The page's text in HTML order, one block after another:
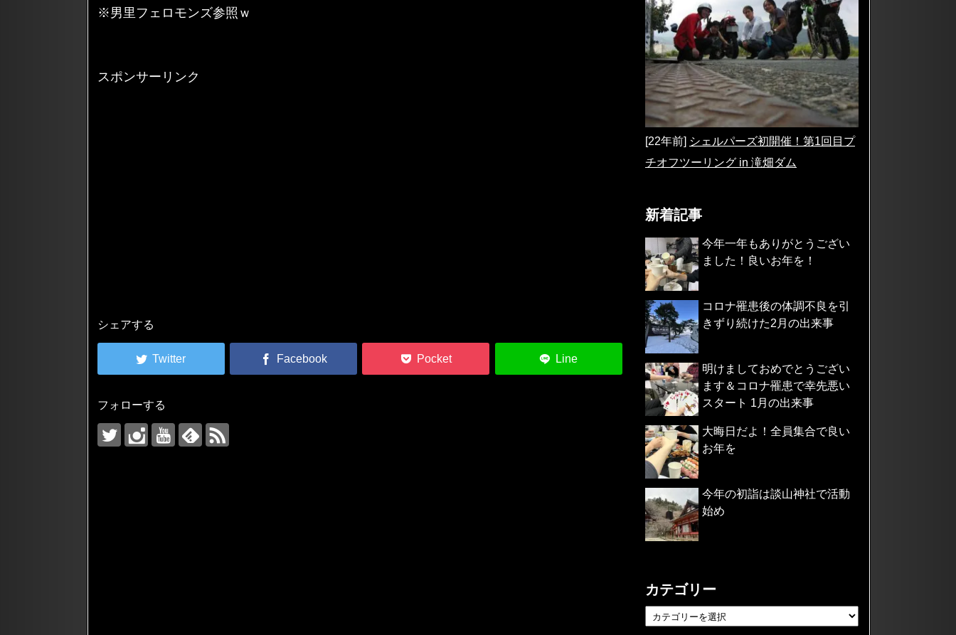
※男里フェロモンズ参照ｗ
スポンサーリンク
シェアする
フォローする
[22年前] シェルパーズ初開催！第1回目プ
チオフツーリング in 滝畑ダム
新着記事
今年一年もありがとうござい
ました！良いお年を！
コロナ罹患後の体調不良を引
きずり続けた2月の出来事
明けましておめでとうござい
ます＆コロナ罹患で幸先悪い
スタート 1月の出来事
大晦日だよ！全員集合で良い
お年を
今年の初詣は談山神社で活動
始め
カテゴリー